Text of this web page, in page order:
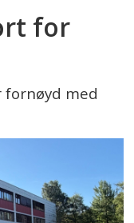
for
fornøyd med